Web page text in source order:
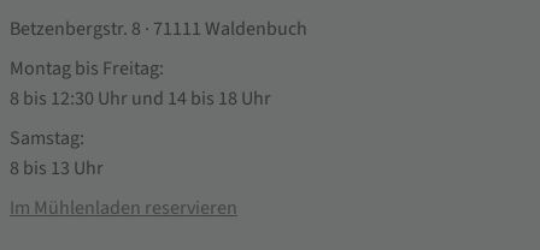
Betzenbergstr. 8 · 71111 Waldenbuch
Montag bis Freitag:
8 bis 12:30 Uhr und 14 bis 18 Uhr
Samstag:
8 bis 13 Uhr
Im Mühlenladen reservieren